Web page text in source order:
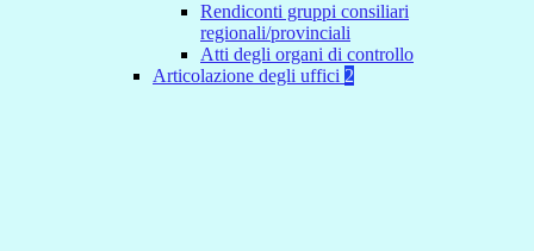
Rendiconti gruppi consiliari
regionali/provinciali
Atti degli organi di controllo
Articolazione degli uffici 2